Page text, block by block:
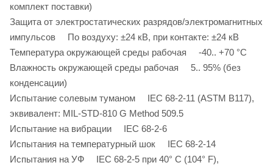
комплект поставки)
Защита от электростатических разрядов/электромагнитных
импульсов По воздуху: ±24 кВ, при контакте: ±24 кВ
Температура окружающей среды рабочая -40.. +70 °С
Влажность окружающей среды рабочая 5.. 95% (без
конденсации)
Испытание солевым туманом IEC 68-2-11 (ASTM B117),
эквивалент: MIL-STD-810 G Method 509.5
Испытание на вибрации IEC 68-2-6
Испытания на температурный шок IEC 68-2-14
Испытания на УФ IEC 68-2-5 при 40° C (104° F),